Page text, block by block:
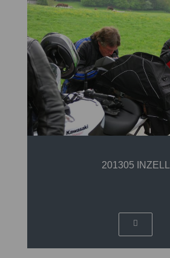
201305 INZELL